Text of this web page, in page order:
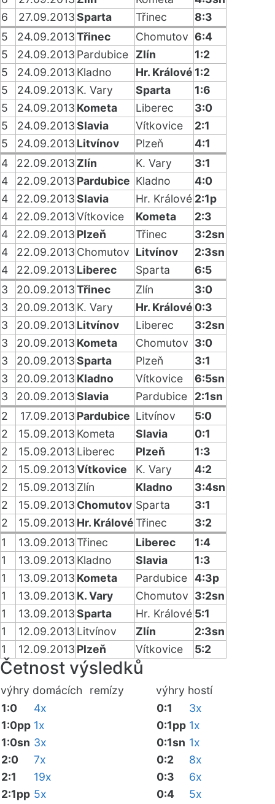
6
27.09.2013Sparta Třinec
8:3
5
24.09.2013Třinec Chomutov 6:4
5
24.09.2013 Pardubice Zlín
1:2
5
24.09.2013 Kladno Hr. Králové 1:2
5
24.09.2013 K. Vary Sparta
1:6
5
24.09.2013 Kometa Liberec
3:0
5
24.09.2013Slavia Vítkovice
2:1
5
24.09.2013 Litvínov Plzeň
4:1
4
22.09.2013 Zlín K. Vary
3:1
4
22.09.2013 Pardubice Kladno
4:0
4
22.09.2013Slavia Hr. Králové 2:1p
4
22.09.2013Vítkovice Kometa
2:3
4
22.09.2013 Plzeň Třinec
3:2sn
4
22.09.2013 Chomutov Litvínov
2:3sn
4
22.09.2013 Liberec Sparta
6:5
3
20.09.2013Třinec Zlín
3:0
3
20.09.2013 K. Vary Hr. Králové 0:3
3
20.09.2013 Litvínov Liberec
3:2sn
3
20.09.2013 Kometa Chomutov 3:0
3
20.09.2013Sparta Plzeň
3:1
3
20.09.2013 Kladno Vítkovice
6:5sn
3
20.09.2013Slavia Pardubice
2:1sn
2
17.09.2013 Pardubice Litvínov
5:0
2
15.09.2013 Kometa Slavia
0:1
2
15.09.2013 Liberec Plzeň
1:3
2
15.09.2013Vítkovice K. Vary
4:2
2
15.09.2013 Zlín Kladno
3:4sn
2
15.09.2013 Chomutov Sparta
3:1
2
15.09.2013 Hr. KrálovéTřinec
3:2
1
13.09.2013Třinec Liberec
1:4
1
13.09.2013 Kladno Slavia
1:3
1
13.09.2013 Kometa Pardubice 4:3p
1
13.09.2013 K. Vary Chomutov 3:2sn
1
13.09.2013Sparta Hr. Králové 5:1
1
12.09.2013 Litvínov Zlín
2:3sn
1
12.09.2013 Plzeň Vítkovice 5:2
Četnost výsledků
výhry domácích remízy výhry hostí
1:0
4x
1:0pp 1x
1:0sn 3x
2:0
7x
2:1
19x
2:1pp 5x
0:1
3x
0:1pp 1x
0:1sn 1x
0:2
8x
0:3
6x
0:4
5x